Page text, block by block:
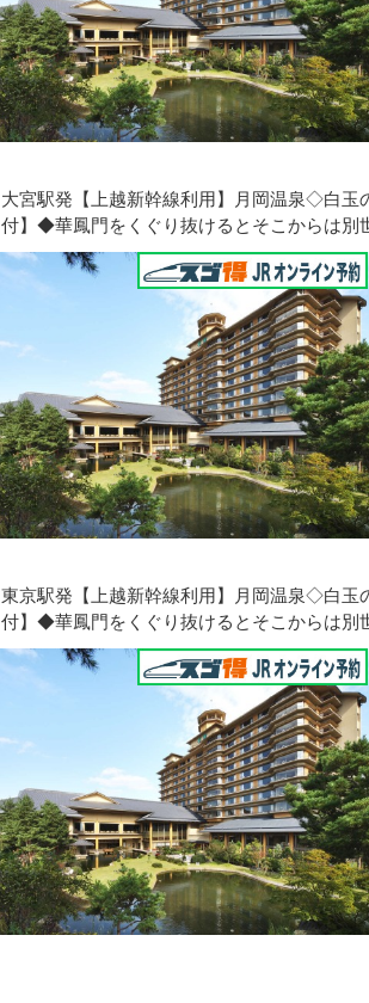
大宮駅発【上越新幹線利用】月岡温泉◇白
付】◆華鳳門をくぐり抜けるとそこからは
東京駅発【上越新幹線利用】月岡温泉◇白
付】◆華鳳門をくぐり抜けるとそこからは